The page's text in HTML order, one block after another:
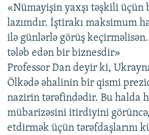
«Nümayişin yaxşı təşkili üçün
lazımdır. İştirakı maksimum
ilə günlərlə görüş
tələb edən bir biznesdir»
Professor Dan deyir ki,
Ölkədə əhalinin bir qismi
nazirin tərəfindədir. Bu halda
mübarizəsini itirdiyini
etdirmək üçün tərəfdaşlarını